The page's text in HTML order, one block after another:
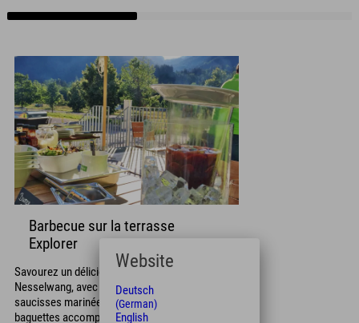
Barbecue sur la terrasse
Explorer
Savourez un délicieux barbecue à notre hôtel de
Nesselwang, avec un assortiment de viandes et
saucisses marinées, légumes, salades, pains et
baguettes accompagnés de diverses sauces, et
Website
Deutsch
(German)
English